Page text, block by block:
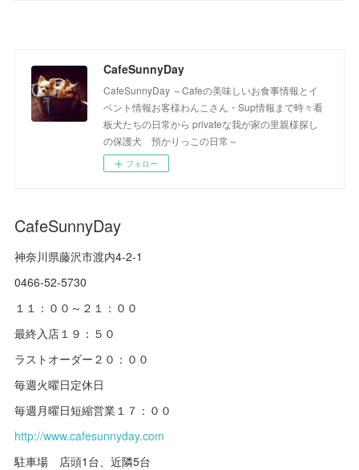
CafeSunnyDay
CafeSunnyDay ～Cafeの美味しいお食事情報とイ
ベント情報お客様わんこさん・Sup情報まで時々看
板犬たちの日常から privateな我が家の里親様探し
の保護犬 預かりっこの日常～
フォロー
CafeSunnyDay
神奈川県藤沢市渡内4-2-1
0466-52-5730
１１：００～２１：００
最終入店１９：５０
ラストオーダー２０：００
毎週火曜日定休日
毎週月曜日短縮営業１７：００
http://www.cafesunnyday.com
駐車場 店頭1台、近隣5台